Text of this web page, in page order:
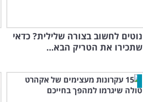
נוטים לחשוב בצורה שלילית? כדאי
שתכירו את הטריק הבא...